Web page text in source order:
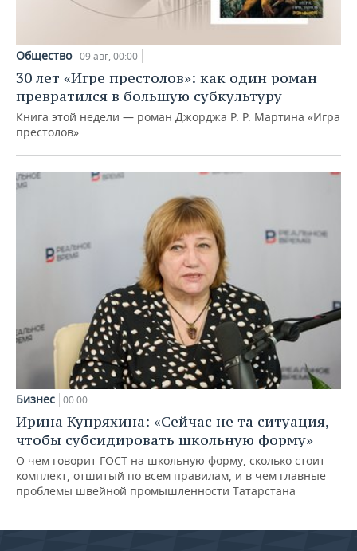
Общество 09 авг, 00:00
30 лет «Игре престолов»: как один роман
превратился в большую субкультуру
Книга этой недели — роман Джорджа Р. Р. Мартина «Игра
престолов»
Бизнес 00:00
Ирина Купряхина: «Сейчас не та ситуация,
чтобы субсидировать школьную форму»
О чем говорит ГОСТ на школьную форму, сколько стоит
комплект, отшитый по всем правилам, и в чем главные
проблемы швейной промышленности Татарстана